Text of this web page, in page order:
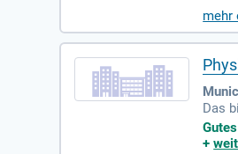
mehr
Das
+